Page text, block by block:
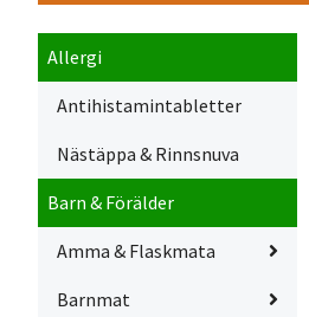
Allergi
Antihistamintabletter
Nästäppa & Rinnsnuva
Barn & Förälder
Amma & Flaskmata
Barnmat